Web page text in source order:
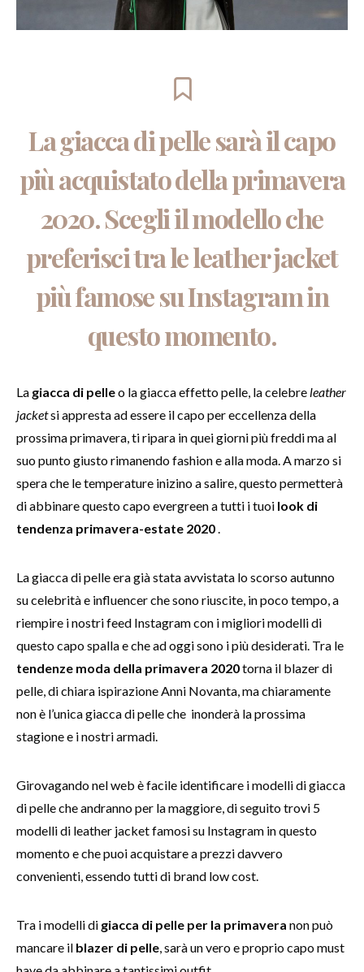
La giacca di pelle sarà il capo
più acquistato della primavera
2020. Scegli il modello che
preferisci tra le leather jacket
più famose su Instagram in
questo momento.
La giacca di pelleo la giacca effetto pelle, la celebre leather
jacketsi appresta ad essere il capo per eccellenza della
prossima primavera, ti ripara in quei giorni più freddi ma al
suo punto giusto rimanendo fashion e alla moda. A marzo si
spera che le temperature inizino a salire, questo permetterà
di abbinare questo capo evergreen a tutti i tuoi look di
tendenza primavera-estate 2020
La giacca di pelle era già stata avvistata lo scorso autunno
su celebrità e influencer che sono riuscite, in poco tempo, a
riempire i nostri feed Instagram con i migliori modelli di
questo capo spalla e che ad oggi sono i più desiderati. Tra le
tendenze moda della primavera 2020torna il blazer di
pelle, di chiara ispirazione Anni Novanta, ma chiaramente
non è l’unica giacca di pelle che inonderà la prossima
stagione e i nostri armadi.
Girovagando nel web è facile identificare i modelli di giacca
di pelle che andranno per la maggiore, di seguito trovi 5
modelli di leather jacket famosi su Instagram in questo
momento e che puoi acquistare a prezzi davvero
convenienti, essendo tutti di brand low cost.
Tra i modelli di giacca di pelle per la primavera non può
mancare il blazer di pelle , sarà un vero e proprio capo must